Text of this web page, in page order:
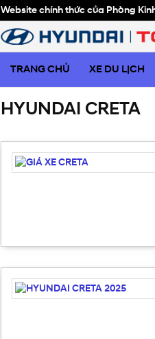
Website chính thức của Phòng
TRANG CHỦ XE DU LỊCH
HYUNDAI CRETA